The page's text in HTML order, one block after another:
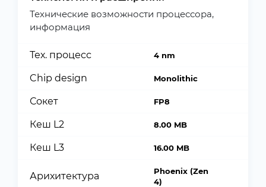
Технические возможности процессора,
информация
Тех. процесс 4 nm
Chip design Monolithic
Сокет FP8
Кеш L2 8.00 MB
Кеш L3 16.00 MB
Арихитектура
Phoenix (Zen
4)